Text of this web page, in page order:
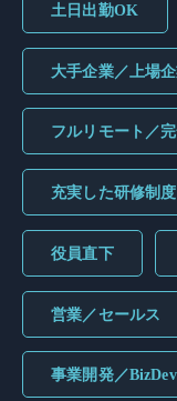
土日出勤OK
大手企業／上場
フルリモート／
充実した研修制度
役員直下
営業／セールス
事業開発／